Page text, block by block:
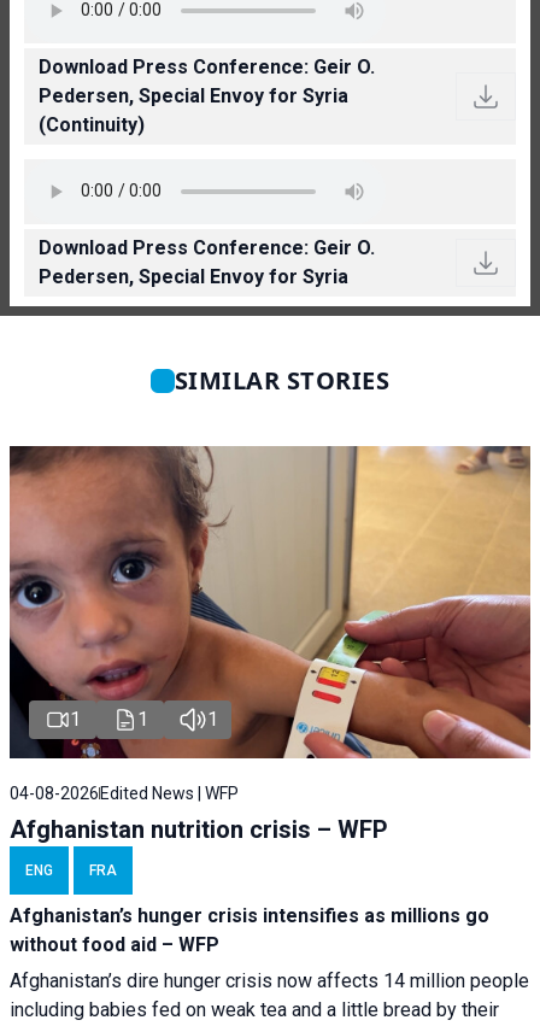
Download Press Conference: Geir O.
Pedersen, Special Envoy for Syria
(Continuity)
Download Press Conference: Geir O.
Pedersen, Special Envoy for Syria
SIMILAR STORIES
1 1 1
04-08-2026 Edited News | WFP
Afghanistan nutrition crisis – WFP
ENG FRA
Afghanistan’s hunger crisis intensifies as millions go
without food aid – WFP
Afghanistan’s dire hunger crisis now affects 14 million people
including babies fed on weak tea and a little bread by their